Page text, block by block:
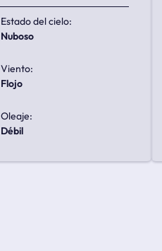
Estado del cielo:
nuboso
Viento:
flojo
Oleaje:
débil